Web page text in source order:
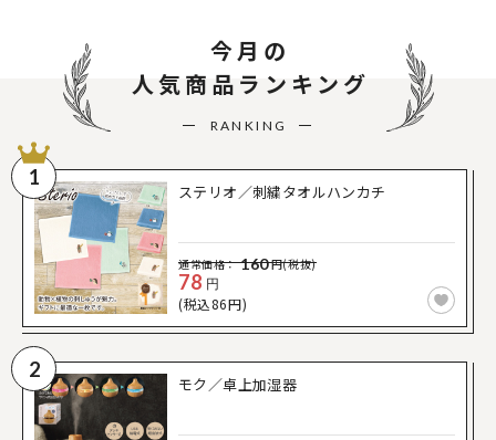
今月の
人気商品ランキング
RANKING
1
ステリオ／刺繍タオルハンカチ
通常価格： 160円(税抜)
78 円
(税込86円)
2
モク／卓上加湿器